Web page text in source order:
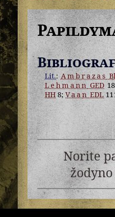
Lit.:Ambrazas
Lehmann GED
HH8; Vaan EDL
Norite